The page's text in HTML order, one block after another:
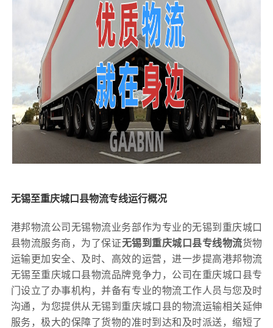
无锡至重庆城口县物流专线运行概况
港邦物流公司无锡物流业务部作为专业的无锡到重庆城口
县物流服务商，为了保证无锡到重庆城口县专线物流货物
运输更加安全、及时、高效的运营，进一步提高港邦物流
无锡至重庆城口县物流品牌竞争力，公司在重庆城口县专
门设立了办事机构，并备有专业的物流工作人员与您及时
沟通，为您提供从无锡到重庆城口县的物流运输相关延伸
服务，极大的保障了货物的准时到达和及时派送，缩短了